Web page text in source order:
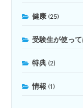
健康 (25)
受験生が使っ
特典 (2)
情報 (1)